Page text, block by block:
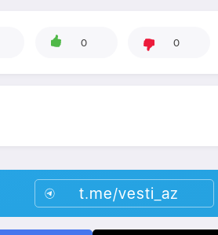
0 0
t.me/vesti_az